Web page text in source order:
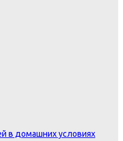
в домашних условиях